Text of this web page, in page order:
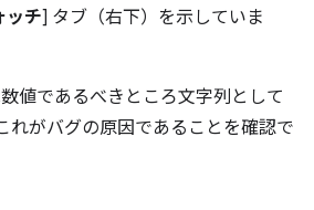
ッチ] タブ（右下）を示していま
値であるべきところ文字列として
れがバグの原因であることを確認で